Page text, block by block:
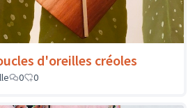
d'oreilles créoles
0 0